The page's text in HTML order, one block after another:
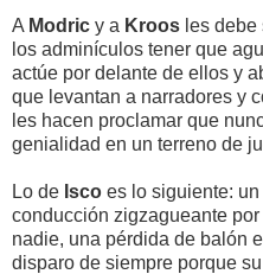
A Modric y a Kroos les
los adminículos tener que
actúe por delante de ellos y
que levantan a narradores y
les hacen proclamar que
genialidad en un terreno de
Lo de Isco es lo siguiente:
conducción zigzagueante
nadie, una pérdida de balón
disparo de siempre porque